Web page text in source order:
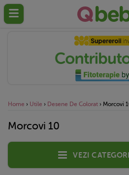
Home › Utile › Desene De Colorat › Morcovi
Morcovi 10
Vezi